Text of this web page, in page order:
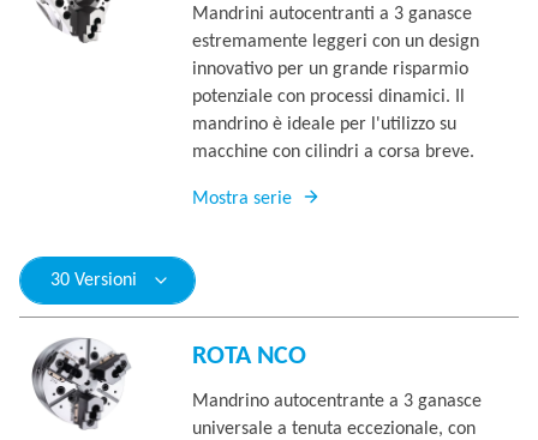
Mandrini autocentranti a 3 ganasce
estremamente leggeri con un design
innovativo per un grande risparmio
potenziale con processi dinamici. Il
mandrino è ideale per l'utilizzo su
macchine con cilindri a corsa breve.
Mostra serie
30 Versioni
ROTA NCO
Mandrino autocentrante a 3 ganasce
universale a tenuta eccezionale, con